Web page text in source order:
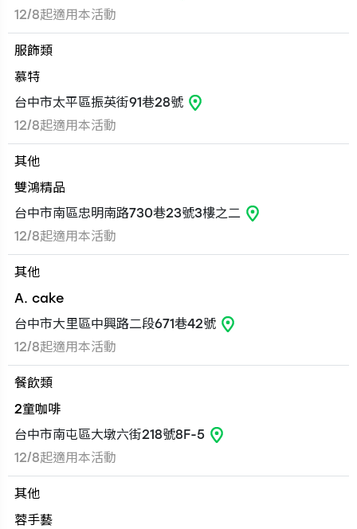
12/8起適用本活動
服飾類
慕特
台中市太平區振英街91巷28號
12/8起適用本活動
其他
雙鴻精品
台中市南區忠明南路730巷23號3樓之二
12/8起適用本活動
其他
A. cake
台中市大里區中興路二段671巷42號
12/8起適用本活動
餐飲類
2童咖啡
台中市南屯區大墩六街218號8F-5
12/8起適用本活動
其他
蓉手藝